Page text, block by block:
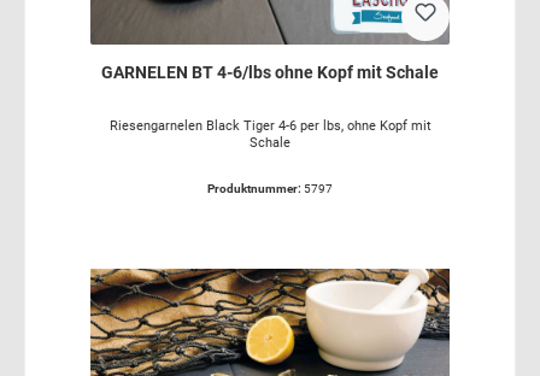
GARNELEN BT 4-6/lbs ohne Kopf mit Schale
Riesengarnelen Black Tiger 4-6 per lbs, ohne Kopf mit
Schale
Produktnummer: 5797